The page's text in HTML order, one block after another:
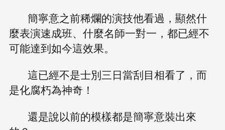
簡寧意之前稀爛的演技他看過，顯然什
麼表演速成班、什麼名師一對一，都已經不
可能達到如今這效果。
這已經不是士別三日當刮目相看了，而
是化腐朽為神奇！
還是說以前的模樣都是簡寧意裝出來